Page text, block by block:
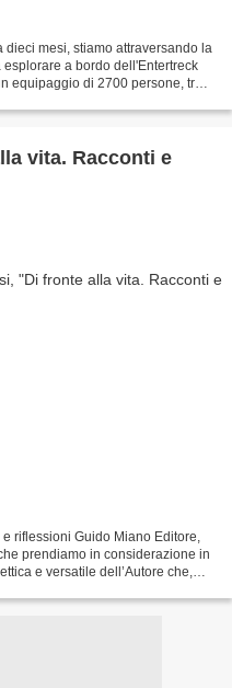
dieci mesi, stiamo attraversando la
a bordo dell'Entertreck
equipaggio di 2700 persone, tra
vita. Racconti e
riflessioni Guido Miano Editore,
prendiamo in considerazione in
e versatile dell’Autore che,